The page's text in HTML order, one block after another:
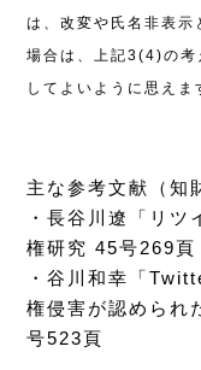
は、改変や氏名非表示
場合は、上記3(4)の考
してよいように思えま
主な参考文献（知
・長谷川遼「リツ
権研究 45号269頁
・谷川和幸「
権侵害が認められ
号523頁